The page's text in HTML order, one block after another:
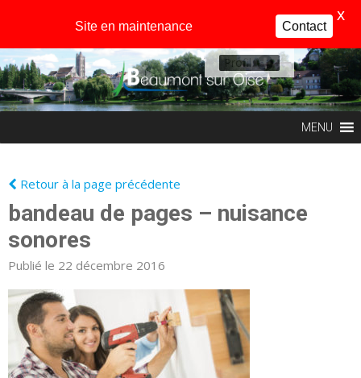
Profil
MENU
Retour à la page précédente
bandeau de pages – nuisance
sonores
Publié le 22 décembre 2016
Site en maintenance Contact
X